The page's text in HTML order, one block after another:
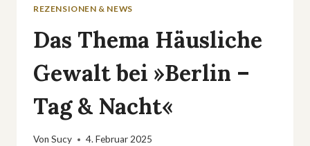
REZENSIONEN & NEWS
Das Thema Häusliche
Gewalt bei »Berlin –
Tag & Nacht«
Von Sucy 4. Februar 2025